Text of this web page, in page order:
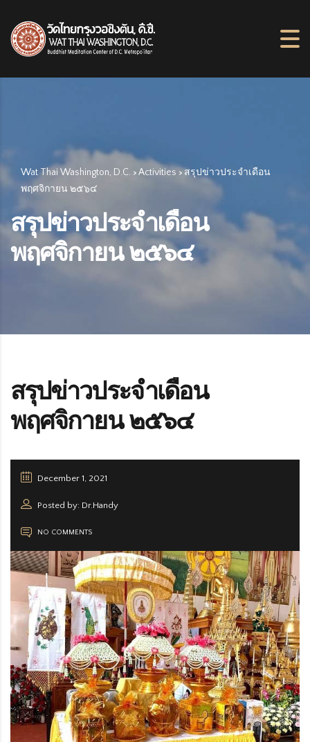
สรุปข่าวประจำเดือน
พฤศจิกายน ๒๕๖๔
Wat Thai Washington, D.C. > Activities >สรุปข่าวประจำเดือน
พฤศจิกายน ๒๕๖๔
สรุปข่าวประจำเดือน
พฤศจิกายน ๒๕๖๔
December 1, 2021
Posted by: Dr.Handy
NO COMMENTS